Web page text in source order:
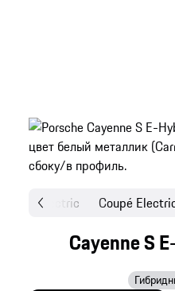
Cayenne S
SUV Electric Coupé